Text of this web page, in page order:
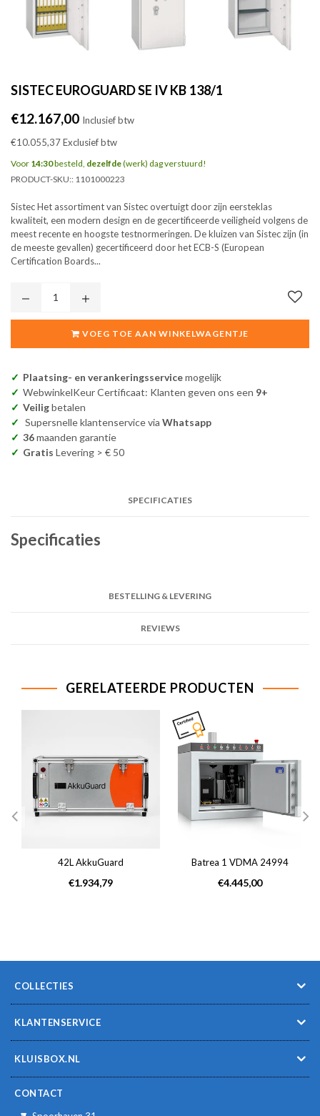
SISTEC EUROGUARD SE IV KB 138/1
Normale
prijs
€12.167,00 Inclusief btw
€10.055,37Exclusief btw
Voor 14:30besteld, dezelfde(werk) dag verstuurd!
PRODUCT-SKU:: 1101000223
Sistec Het assortiment van Sistec overtuigt door zijn eersteklas
kwaliteit, een modern design en de gecertificeerde veiligheid volgens de
meest recente en hoogste testnormeringen. De kluizen van Sistec zijn (in
de meeste gevallen) gecertificeerd door het ECB-S (European
Certification Boards...
VOEG TOE AAN WINKELWAGENTJE
Plaatsing- en verankeringsservicemogelijk
WebwinkelKeur Certificaat: Klanten geven ons een 9+
Veiligbetalen
Supersnelle klantenservice via Whatsapp
36maanden garantie
Gratis Levering > € 50
SPECIFICATIES
Specificaties
BESTELLING & LEVERING
REVIEWS
GERELATEERDE PRODUCTEN
42L AkkuGuard
Normale
€1.934,79
Batrea 1 VDMA 24994
Normale
€4.445,00
COLLECTIES
KLANTENSERVICE
KLUISBOX.NL
CONTACT